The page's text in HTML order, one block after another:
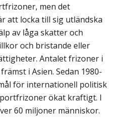
men det
att locka till sig utländska
av låga skatter och
och bristande eller
Antalet frizoner i
i Asien. Sedan 1980-
för internationell politisk
ökat kraftigt. I
60 miljoner människor.